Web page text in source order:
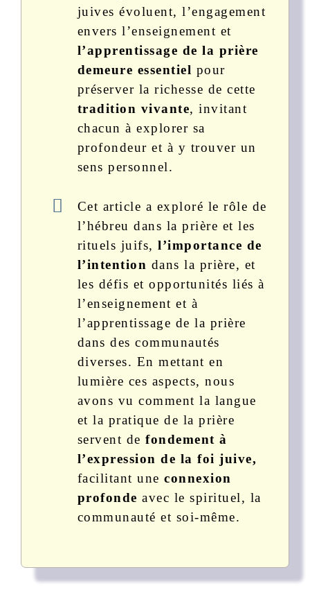
juives évoluent, l’engagement
envers l’enseignement et
l’apprentissage de la prière
demeure essentiel pour
préserver la richesse de cette
tradition vivante, invitant
chacun à explorer sa
profondeur et à y trouver un
sens personnel.
Cet article a exploré le rôle de
l’hébreu dans la prière et les
rituels juifs, l’importance de
l’intention dans la prière, et
les défis et opportunités liés à
l’enseignement et à
l’apprentissage de la prière
dans des communautés
diverses. En mettant en
lumière ces aspects, nous
avons vu comment la langue
et la pratique de la prière
servent de fondement à
l’expression de la foi juive,
facilitant une connexion
profonde avec le spirituel, la
communauté et soi-même.